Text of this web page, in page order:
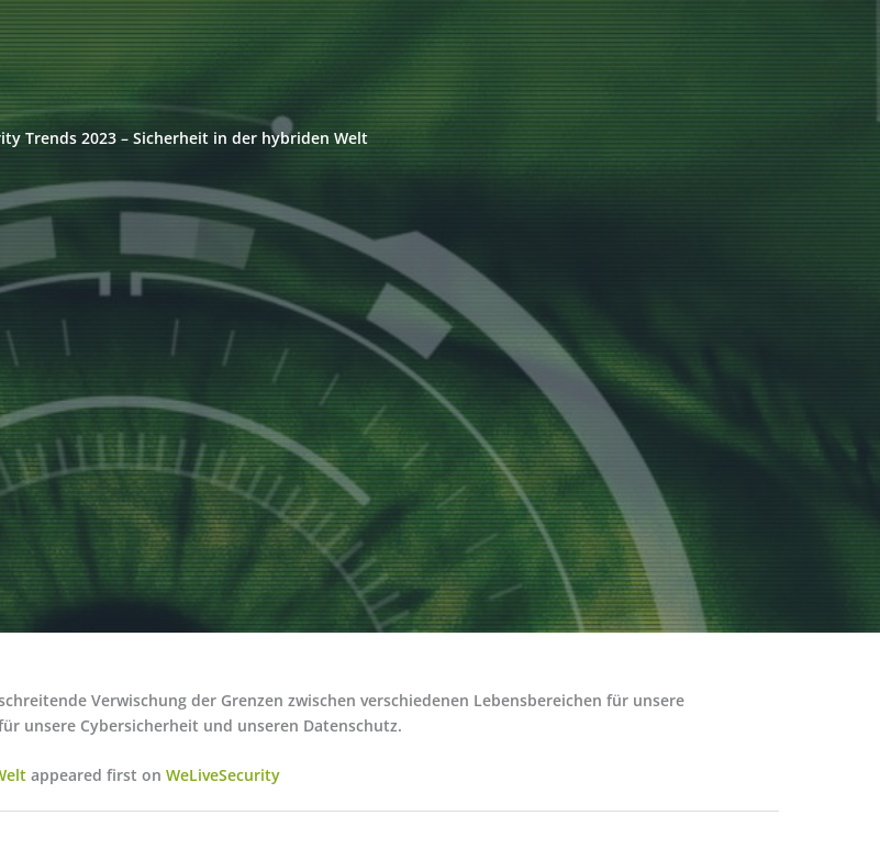
Trends 2023 – Sicherheit in der hybriden Welt
Verwischung der Grenzen zwischen verschiedenen Lebensbereichen für unsere
unsere Cybersicherheit und unseren Datenschutz.
appeared first on WeLiveSecurity